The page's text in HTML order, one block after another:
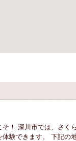
！ 深川市では、さく
験できます。 下記の